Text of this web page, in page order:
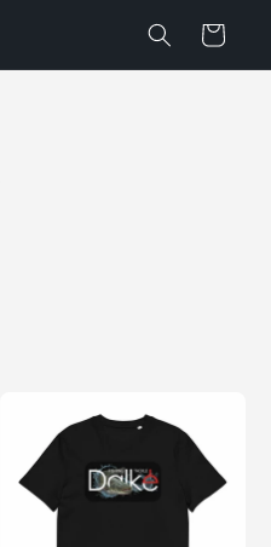
Warenkorb